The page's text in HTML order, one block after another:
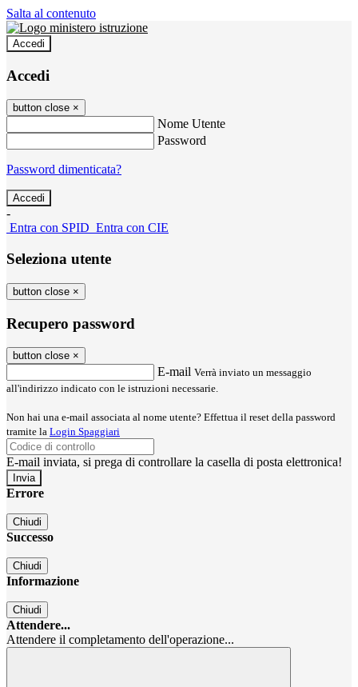
Salta al contenuto
Accedi
Accedi
button close ×
Nome Utente
Password
Password dimenticata?
-
Entra con SPID Entra con CIE
Seleziona utente
button close ×
Recupero password
button close ×
E-mail Verrà inviato un messaggio
all'indirizzo indicato con le istruzioni necessarie.
Non hai una e-mail associata al nome utente? Effettua il reset della password
tramite la Login Spaggiari
E-mail inviata, si prega di controllare la casella di posta elettronica!
Errore
Chiudi
Successo
Chiudi
Informazione
Chiudi
Attendere...
Attendere il completamento dell'operazione...